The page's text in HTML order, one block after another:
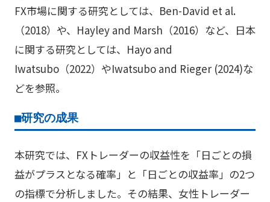
FX市場に関する研究としては、Ben-David et al.
（2018）や、Hayley and Marsh（2016）など、日本
に関する研究としては、Hayo and
Iwatsubo（2022）やIwatsubo and Rieger (2024)な
どを参照。
■研究の成果
本研究では、FXトレーダーの収益性を「日ごとの損
益がプラスとなる確率」と「日ごとの収益率」の2つ
の指標で分析しました。その結果、女性トレーダー